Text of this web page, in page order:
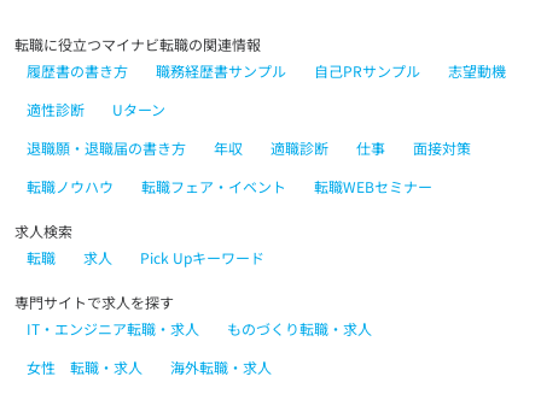
転職に役立つマイナビ転職の関連情報
履歴書の書き方
職務経歴書サンプル 自己PRサンプル
志望動機
適性診断
Uターン
退職願・退職届の書き方
年収 適職診断 仕事
面接対策
転職ノウハウ
転職フェア・イベント 転職WEBセミナー
求人検索
転職
求人 Pick Upキーワード
専門サイトで求人を探す
IT・エンジニア転職・求人
ものづくり転職・求人
女性 転職・求人
海外転職・求人